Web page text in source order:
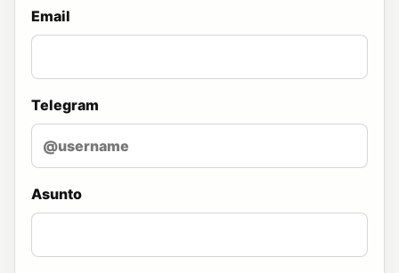
Email
Telegram
Asunto